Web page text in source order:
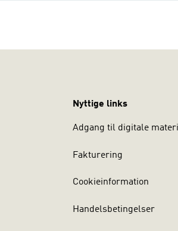
Nyttige links
Adgang til digitale
Fakturering
Cookieinformation
Handelsbetingelser